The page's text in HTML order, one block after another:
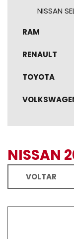
NISSAN
RAM
RENAULT
TOYOTA
NISSAN
VOLTAR